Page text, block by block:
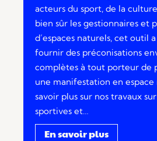
acteurs du sport, de la
bien sûr les gestionnaires et
d’espaces naturels, cet outil
fournir des préconisations
complètes à tout porteur de
une manifestation en
savoir plus sur nos travaux
sportives et…
En savoir plus